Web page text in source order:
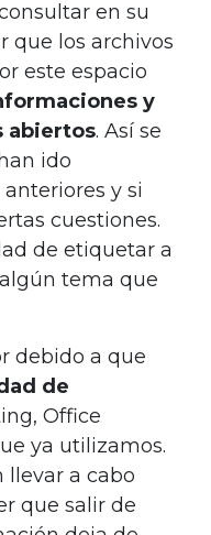
en su
que los archivos
este espacio
y
abiertos. Así se
ido
y si
cuestiones.
de etiquetar a
tema que
debido a que
de
Office
ya utilizamos.
llevar a cabo
que salir de